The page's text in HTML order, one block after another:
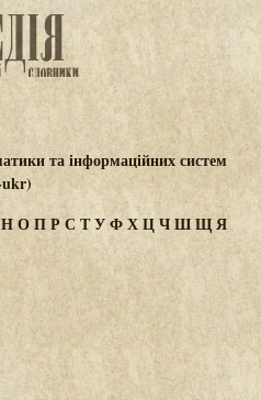
та інформаційних систем
ukr)
НОПРС ТУФХЦЧШЩЯ